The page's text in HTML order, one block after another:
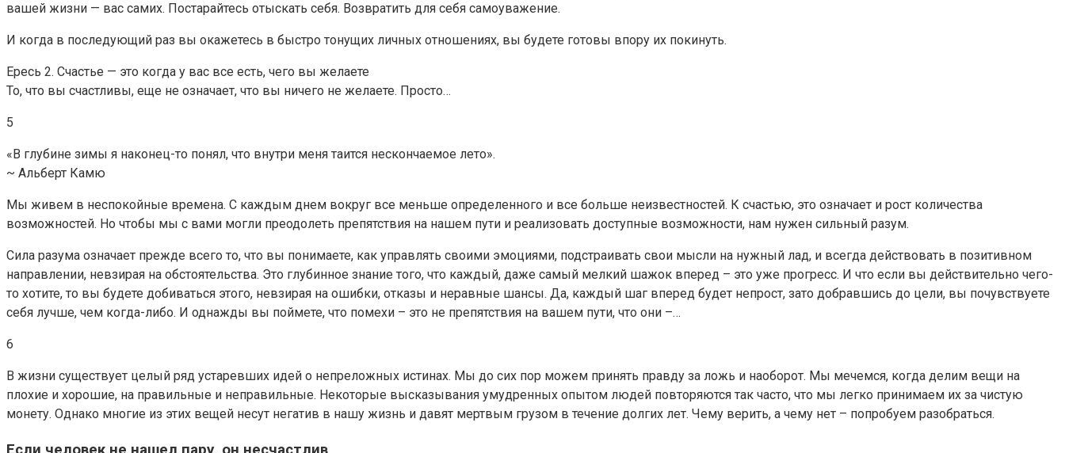
вашей жизни — вас самих. Постарайтесь отыскать себя. Возвратить для себя самоуважение.
И когда в последующий раз вы окажетесь в быстро тонущих личных отношениях, вы будете готовы впору их покинуть.
Ересь 2. Счастье — это когда у вас все есть, чего вы желаете
То, что вы счастливы, еще не означает, что вы ничего не желаете. Просто…
5
«В глубине зимы я наконец-то понял, что внутри меня таится нескончаемое лето».
~ Альберт Камю
Мы живем в неспокойные времена. С каждым днем вокруг все меньше определенного и все больше неизвестностей. К счастью, это означает и рост количества
возможностей. Но чтобы мы с вами могли преодолеть препятствия на нашем пути и реализовать доступные возможности, нам нужен сильный разум.
Сила разума означает прежде всего то, что вы понимаете, как управлять своими эмоциями, подстраивать свои мысли на нужный лад, и всегда действовать в позитивном
направлении, невзирая на обстоятельства. Это глубинное знание того, что каждый, даже самый мелкий шажок вперед – это уже прогресс. И что если вы действительно чего-
то хотите, то вы будете добиваться этого, невзирая на ошибки, отказы и неравные шансы. Да, каждый шаг вперед будет непрост, зато добравшись до цели, вы почувствуете
себя лучше, чем когда-либо. И однажды вы поймете, что помехи – это не препятствия на вашем пути, что они –…
6
В жизни существует целый ряд устаревших идей о непреложных истинах. Мы до сих пор можем принять правду за ложь и наоборот. Мы мечемся, когда делим вещи на
плохие и хорошие, на правильные и неправильные. Некоторые высказывания умудренных опытом людей повторяются так часто, что мы легко принимаем их за чистую
монету. Однако многие из этих вещей несут негатив в нашу жизнь и давят мертвым грузом в течение долгих лет. Чему верить, а чему нет – попробуем разобраться.